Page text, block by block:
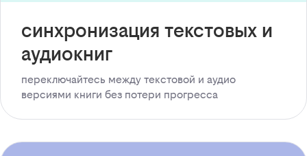
синхронизация текстовых и
аудиокниг
переключайтесь между текстовой и аудио
версиями книги без потери прогресса